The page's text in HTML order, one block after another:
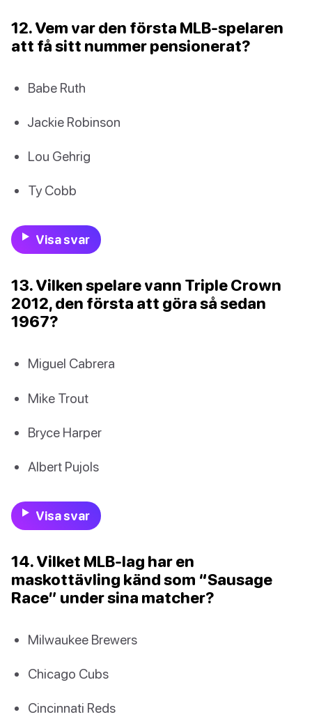
12. Vem var den första MLB-spelaren
att få sitt nummer pensionerat?
Babe Ruth
Jackie Robinson
Lou Gehrig
Ty Cobb
Visa svar
13. Vilken spelare vann Triple Crown
2012, den första att göra så sedan
1967?
Miguel Cabrera
Mike Trout
Bryce Harper
Albert Pujols
Visa svar
14. Vilket MLB-lag har en
maskottävling känd som “Sausage
Race” under sina matcher?
Milwaukee Brewers
Chicago Cubs
Cincinnati Reds